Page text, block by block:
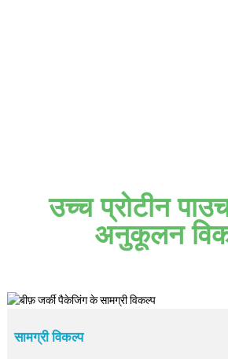
उच्च प्रोटीन
अनुकूलन
सामग्री विकल्प